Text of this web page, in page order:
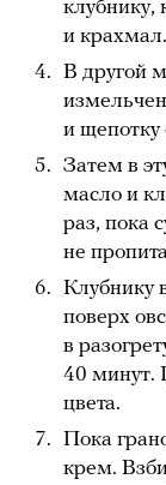
клубнику,
и крахмал.
В другой
и щепотку
Затем в
масло и
раз, пока
не
Клубнику
поверх
в
40 минут.
цвета.
Пока
крем.